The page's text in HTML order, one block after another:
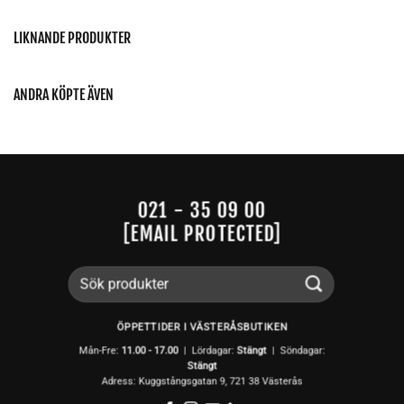
LIKNANDE PRODUKTER
ANDRA KÖPTE ÄVEN
021 - 35 09 00
[EMAIL PROTECTED]
Sök
efter:
ÖPPETTIDER I VÄSTERÅSBUTIKEN
Mån-Fre: 11.00 - 17.00| Lördagar:Stängt | Söndagar:
Stängt
Adress: Kuggstångsgatan 9, 721 38 Västerås